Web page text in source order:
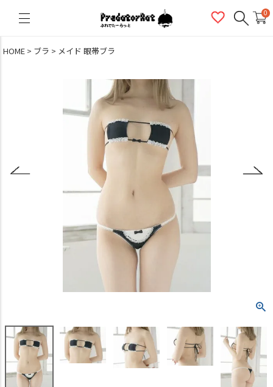
0
HOME ブラ メイド 眼帯ブラ